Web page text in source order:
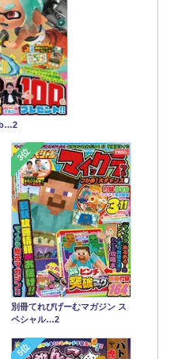
3位
別冊てれびげーむマガジン ス
ペシャル…2
5位